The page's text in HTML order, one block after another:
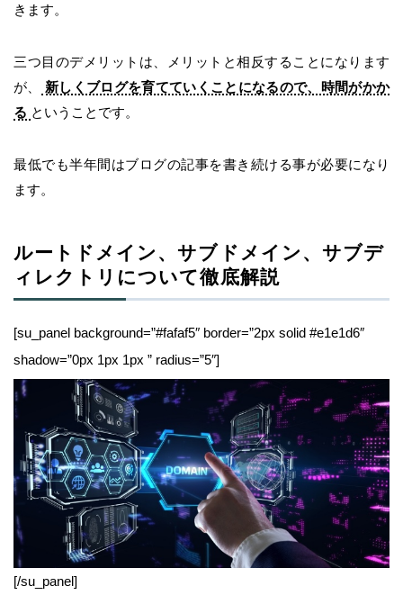
きます。
三つ目のデメリットは、メリットと相反することになります
が、
新しくブログを育てていくことになるので、時間がかか
る ということです。
最低でも半年間はブログの記事を書き続ける事が必要になり
ます。
ルートドメイン、サブドメイン、サブデ
ィレクトリについて徹底解説
[su_panel background=”#fafaf5″ border=”2px solid #e1e1d6″
shadow=”0px 1px 1px ” radius=”5″]
[/su_panel]